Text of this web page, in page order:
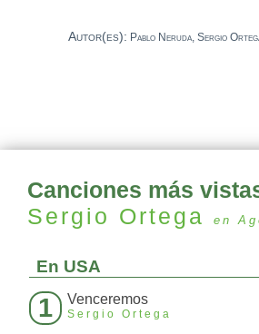
Autor(es): Pablo Neruda, Sergio
Canciones más
Sergio Ortega
en
En USA
1 Venceremos
Sergio Ortega